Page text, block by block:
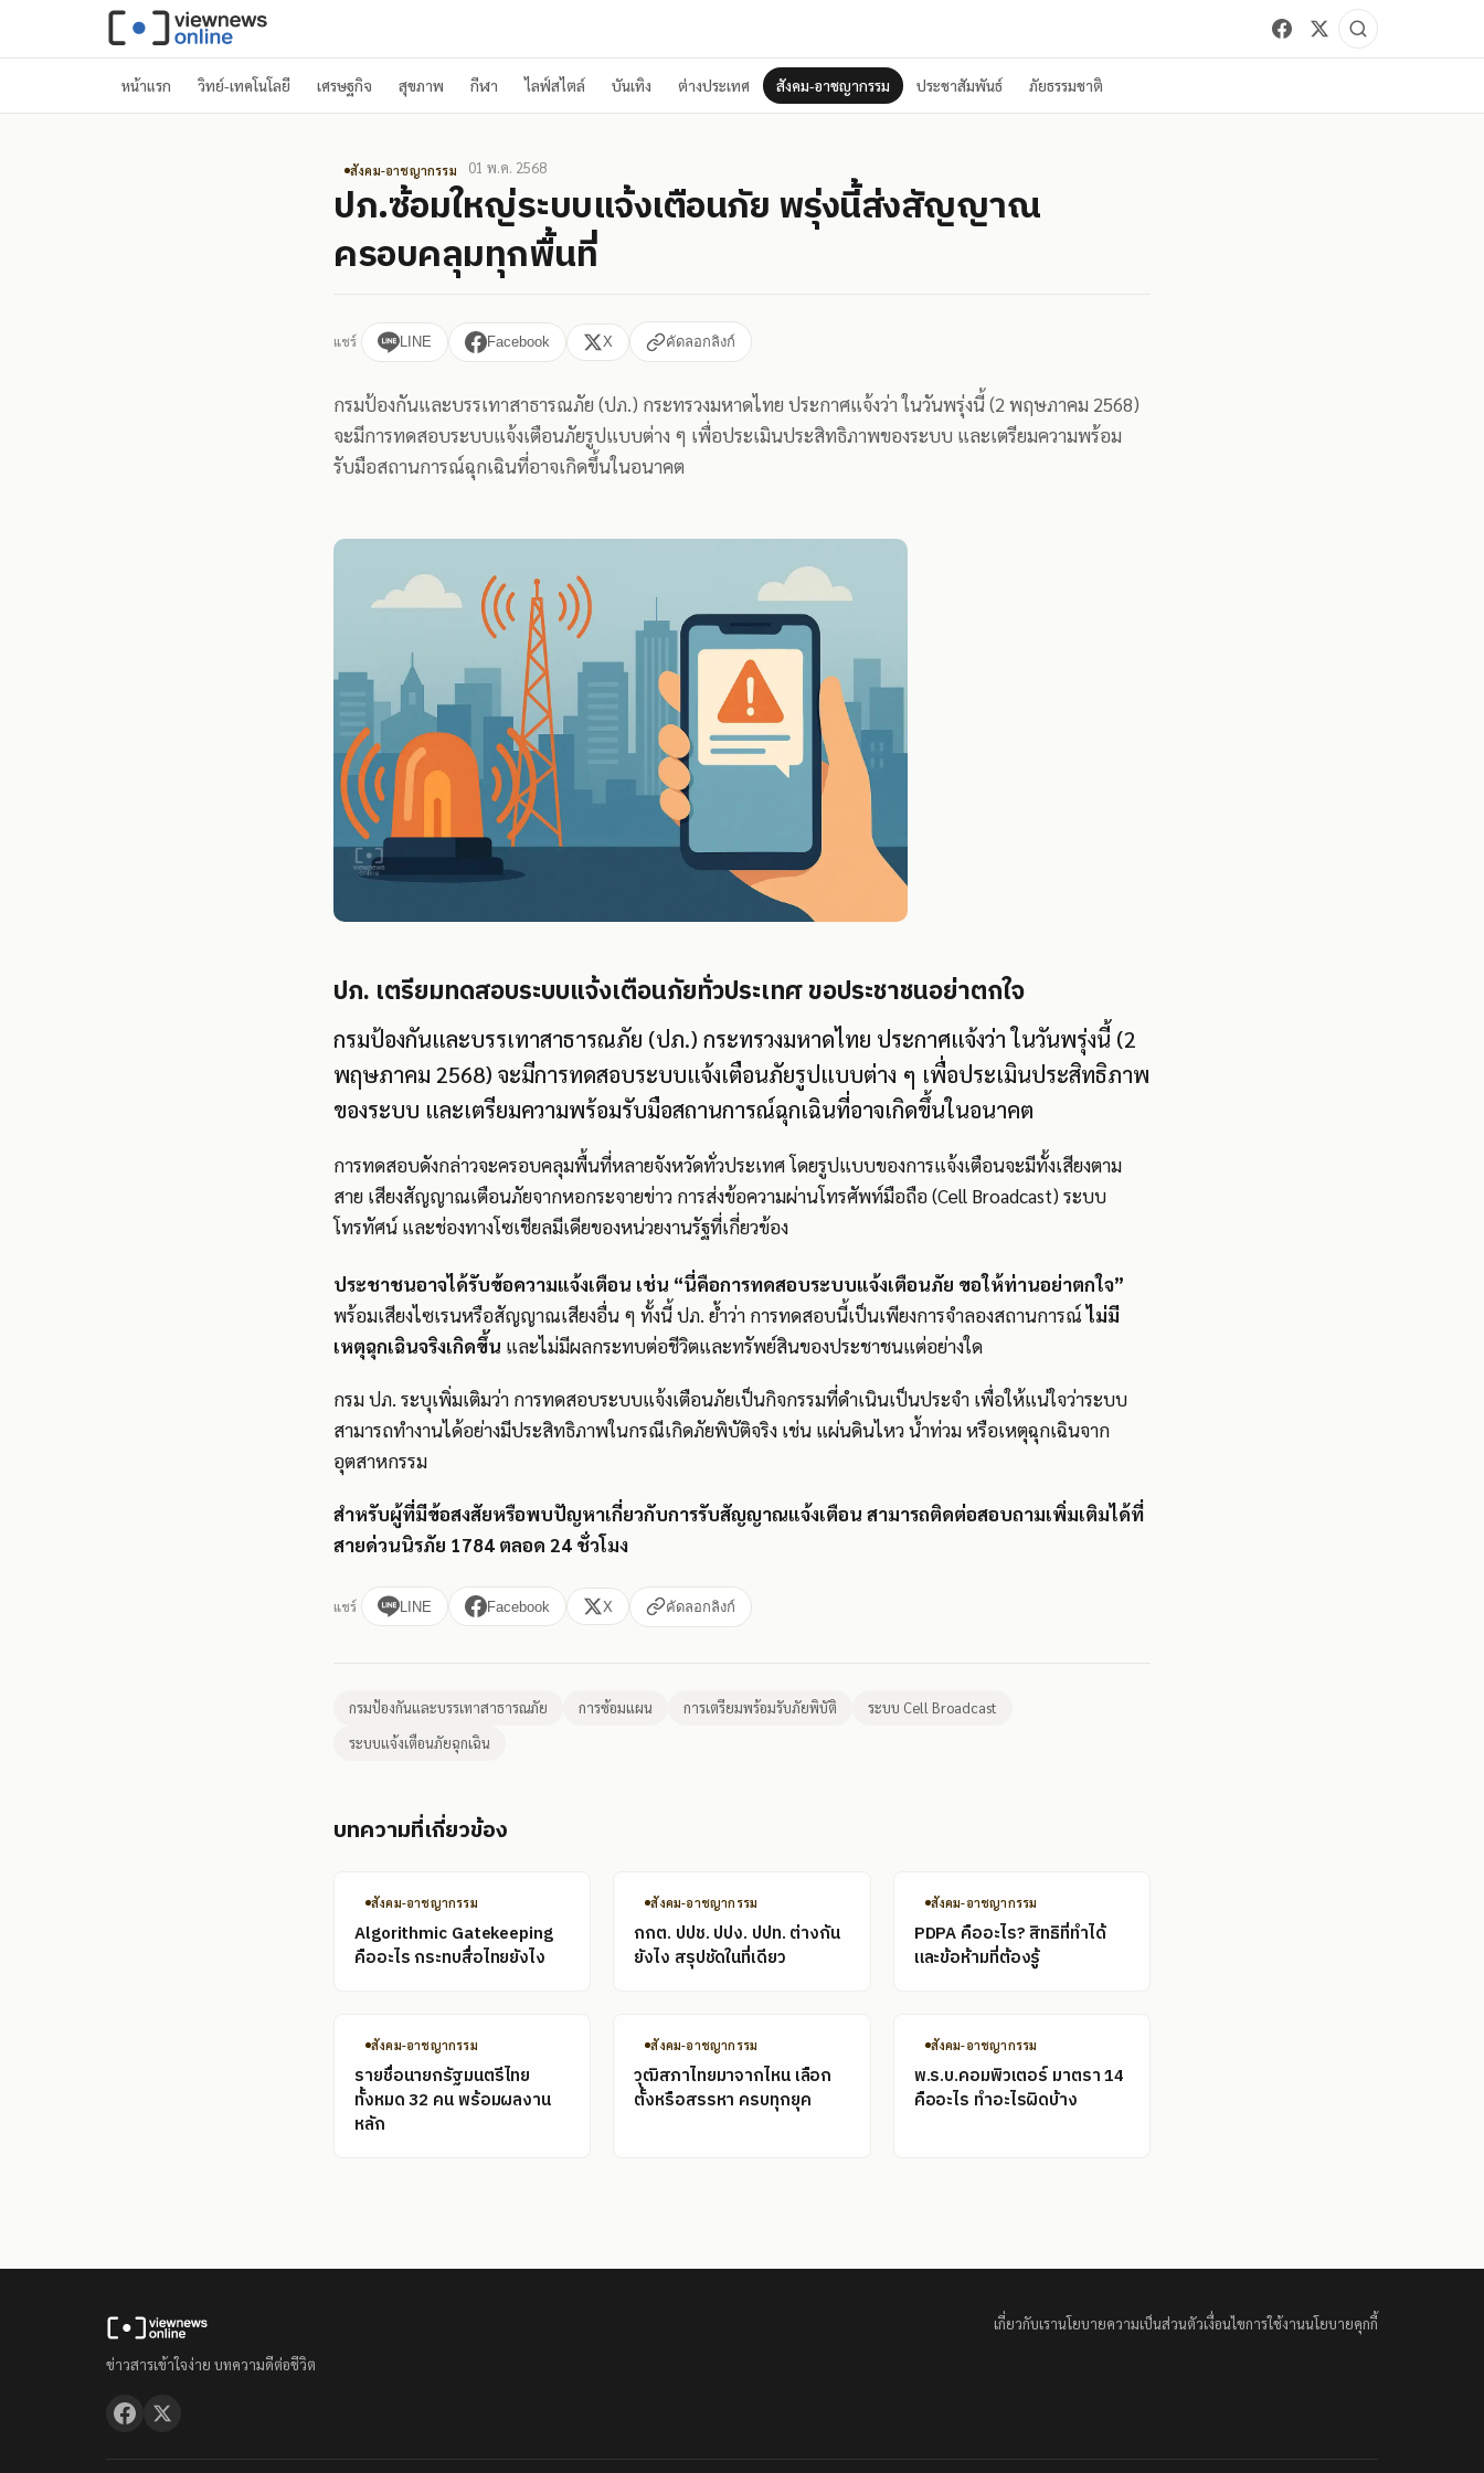
หน้าแรก วิทย์-เทคโนโลยี เศรษฐกิจ สุขภาพ กีฬา ไลฟ์สไตล์ บันเทิง ต่างประเทศ สังคม-อาชญากรรม ประชาสัมพันธ์ ภัยธรรมชาติ
สังคม-อาชญากรรม 01 พ.ค. 2568
ปภ.ซ้อมใหญ่ระบบแจ้งเตือนภัย พรุ่งนี้ส่งสัญญาณ
ครอบคลุมทุกพื้นที่
แชร์ LINE Facebook X คัดลอกลิงก์
กรมป้องกันและบรรเทาสาธารณภัย (ปภ.) กระทรวงมหาดไทย ประกาศแจ้งว่า ในวันพรุ่งนี้ (2 พฤษภาคม 2568)
จะมีการทดสอบระบบแจ้งเตือนภัยรูปแบบต่าง ๆ เพื่อประเมินประสิทธิภาพของระบบ และเตรียมความพร้อม
รับมือสถานการณ์ฉุกเฉินที่อาจเกิดขึ้นในอนาคต
ปภ. เตรียมทดสอบระบบแจ้งเตือนภัยทั่วประเทศ ขอประชาชนอย่าตกใจ
กรมป้องกันและบรรเทาสาธารณภัย (ปภ.) กระทรวงมหาดไทย ประกาศแจ้งว่า ในวันพรุ่งนี้ (2
พฤษภาคม 2568) จะมีการทดสอบระบบแจ้งเตือนภัยรูปแบบต่าง ๆ เพื่อประเมินประสิทธิภาพ
ของระบบ และเตรียมความพร้อมรับมือสถานการณ์ฉุกเฉินที่อาจเกิดขึ้นในอนาคต
การทดสอบดังกล่าวจะครอบคลุมพื้นที่หลายจังหวัดทั่วประเทศ โดยรูปแบบของการแจ้งเตือนจะมีทั้งเสียงตาม
สาย เสียงสัญญาณเตือนภัยจากหอกระจายข่าว การส่งข้อความผ่านโทรศัพท์มือถือ (Cell Broadcast) ระบบ
โทรทัศน์ และช่องทางโซเชียลมีเดียของหน่วยงานรัฐที่เกี่ยวข้อง
ประชาชนอาจได้รับข้อความแจ้งเตือน เช่น “นี่คือการทดสอบระบบแจ้งเตือนภัย ขอให้ท่านอย่าตกใจ”
พร้อมเสียงไซเรนหรือสัญญาณเสียงอื่น ๆ ทั้งนี้ ปภ. ย้ำว่า การทดสอบนี้เป็นเพียงการจำลองสถานการณ์ไม่มี
เหตุฉุกเฉินจริงเกิดขึ้น และไม่มีผลกระทบต่อชีวิตและทรัพย์สินของประชาชนแต่อย่างใด
กรม ปภ. ระบุเพิ่มเติมว่า การทดสอบระบบแจ้งเตือนภัยเป็นกิจกรรมที่ดำเนินเป็นประจำ เพื่อให้แน่ใจว่าระบบ
สามารถทำงานได้อย่างมีประสิทธิภาพในกรณีเกิดภัยพิบัติจริง เช่น แผ่นดินไหว น้ำท่วม หรือเหตุฉุกเฉินจาก
อุตสาหกรรม
สำหรับผู้ที่มีข้อสงสัยหรือพบปัญหาเกี่ยวกับการรับสัญญาณแจ้งเตือน สามารถติดต่อสอบถามเพิ่มเติมได้ที่
สายด่วนนิรภัย 1784 ตลอด 24 ชั่วโมง
แชร์ LINE Facebook X คัดลอกลิงก์
กรมป้องกันและบรรเทาสาธารณภัย การซ้อมแผน การเตรียมพร้อมรับภัยพิบัติ
ระบบ Cell Broadcast
ระบบแจ้งเตือนภัยฉุกเฉิน
บทความที่เกี่ยวข้อง
สังคม-อาชญากรรม
Algorithmic Gatekeeping
คืออะไร กระทบสื่อไทยยังไง
สังคม-อาชญากรรม
กกต. ปปช. ปปง. ปปท. ต่างกัน
ยังไง สรุปชัดในที่เดียว
สังคม-อาชญากรรม
PDPA คืออะไร? สิทธิที่ทำได้
และข้อห้ามที่ต้องรู้
สังคม-อาชญากรรม
รายชื่อนายกรัฐมนตรีไทย
ทั้งหมด 32 คน พร้อมผลงาน
หลัก
สังคม-อาชญากรรม
วุฒิสภาไทยมาจากไหน เลือก
ตั้งหรือสรรหา ครบทุกยุค
สังคม-อาชญากรรม
พ.ร.บ.คอมพิวเตอร์ มาตรา 14
คืออะไร ทำอะไรผิดบ้าง
ข่าวสารเข้าใจง่าย บทความดีต่อชีวิต
เกี่ยวกับเรานโยบายความเป็นส่วนตัวเงื่อนไขการใช้งานนโยบายคุกกี้